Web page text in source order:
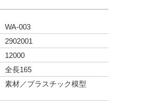
WA-003
2902001
12000
全長165
素材／プラスチック模型